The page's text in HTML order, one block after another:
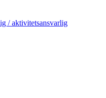
/ aktivitetsansvarlig